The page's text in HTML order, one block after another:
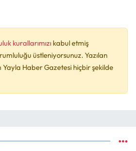
kurallarımızı kabul etmiş
üstleniyorsunuz. Yazılan
Haber Gazetesi hiçbir şekilde